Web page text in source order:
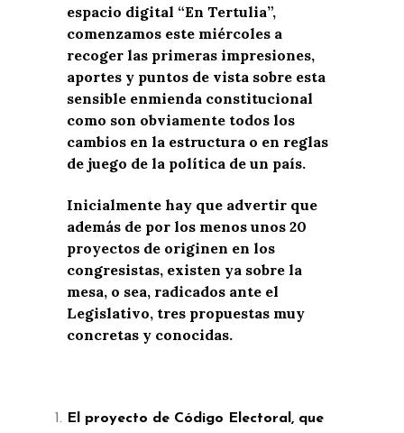
espacio digital “En Tertulia”,
comenzamos este miércoles a
recoger las primeras impresiones,
aportes y puntos de vista sobre esta
sensible enmienda constitucional
como son obviamente todos los
cambios en la estructura o en reglas
de juego de la política de un país.
Inicialmente hay que advertir que
además de por los menos unos 20
proyectos de originen en los
congresistas, existen ya sobre la
mesa, o sea, radicados ante el
Legislativo, tres propuestas muy
concretas y conocidas.
El proyecto de Código Electoral, que